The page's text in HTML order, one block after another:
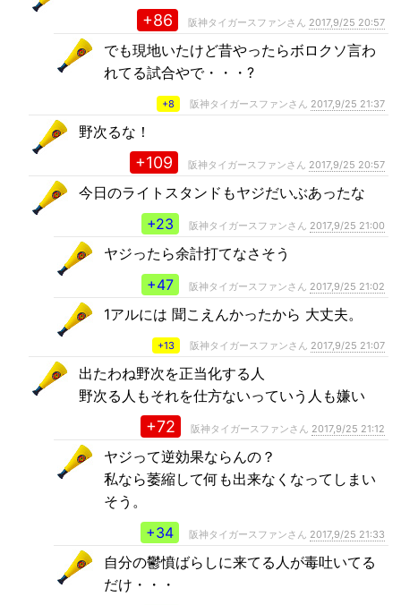
+86 阪神タイガースファンさん 2017,9/25 20:57
でも現地いたけど昔やったらボロクソ言わ
れてる試合やで・・・?
+8 阪神タイガースファンさん 2017,9/25 21:37
野次るな！
+109 阪神タイガースファンさん 2017,9/25 20:57
今日のライトスタンドもヤジだいぶあったな
+23
阪神タイガースファンさん 2017,9/25 21:00
ヤジったら余計打てなさそう
+47
阪神タイガースファンさん 2017,9/25 21:02
1アルには 聞こえんかったから 大丈夫。
+13 阪神タイガースファンさん 2017,9/25 21:07
出たわね野次を正当化する人
野次る人もそれを仕方ないっていう人も嫌い
+72 阪神タイガースファンさん 2017,9/25 21:12
ヤジって逆効果ならんの？
私なら萎縮して何も出来なくなってしまい
そう。
+34
阪神タイガースファンさん 2017,9/25 21:33
自分の鬱憤ばらしに来てる人が毒吐いてる
だけ・・・